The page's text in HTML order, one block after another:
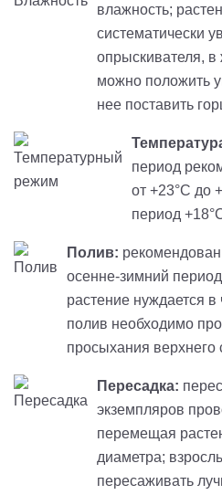
влажность;
систематически
опрыскивателя,
можно положить
нее поставить
период
от +23°C до
период
Полив:
осенне-зимний
растение нуждается
полив необходимо
просыхания верхнего
Пересадка:
экземпляров
перемещая
диаметра;
пересаживать